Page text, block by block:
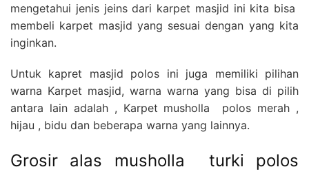
mengetahui jenis jeins dari karpet masjid ini kita bisa
membeli karpet masjid yang sesuai dengan yang kita
inginkan.
Untuk kapret masjid polos ini juga memiliki pilihan
warna Karpet masjid, warna warna yang bisa di pilih
antara lain adalah , Karpet musholla polos merah ,
hijau , bidu dan beberapa warna yang lainnya.
Grosir alas musholla turki polos